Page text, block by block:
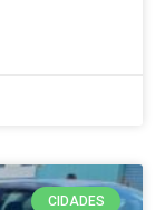
CIDADES